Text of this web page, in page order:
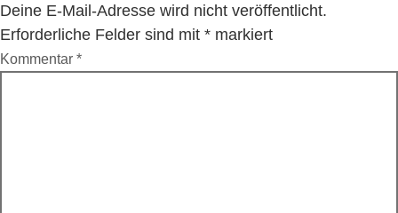
Deine E-Mail-Adresse wird nicht veröffentlicht.
Erforderliche Felder sind mit * markiert
Kommentar *